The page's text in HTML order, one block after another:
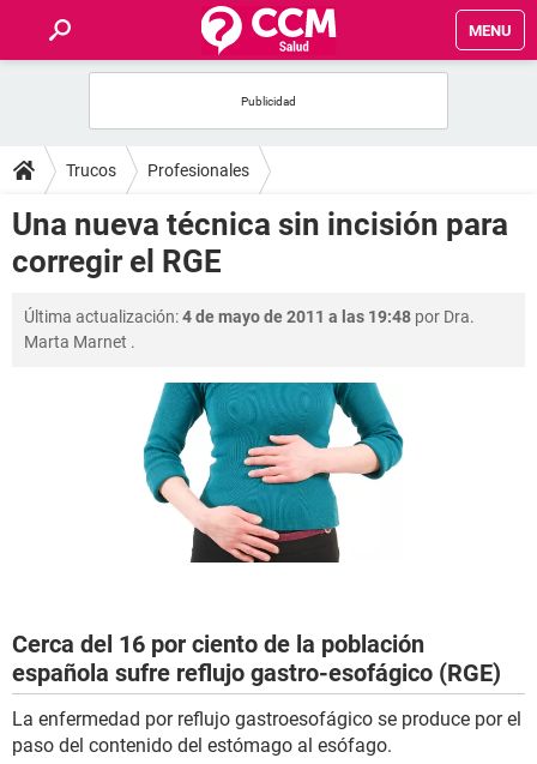
MENU
FOROS
SALUD
FAMILIA
NUTRICIÓN
Trucos Profesionales
Una nueva técnica sin incisión para
corregir el RGE
Última actualización:4 de mayo de 2011 a las 19:48 por Dra.
Marta Marnet .
Cerca del 16 por ciento de la población
española sufre reflujo gastro-esofágico (RGE)
La enfermedad por reflujo gastroesofágico se produce por el
paso del contenido del estómago al esófago.